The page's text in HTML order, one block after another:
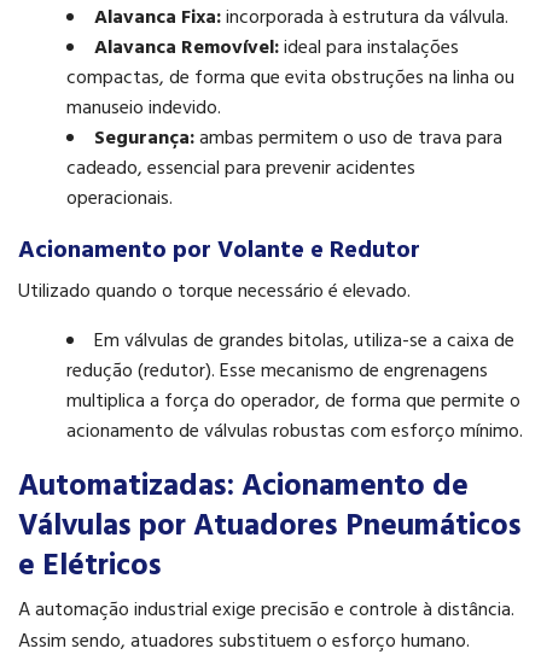
Alavanca Fixa:incorporada à estrutura da válvula.
Alavanca Removível:ideal para instalações
compactas, de forma que evita obstruções na linha ou
manuseio indevido.
Segurança:ambas permitem o uso de trava para
cadeado, essencial para prevenir acidentes
operacionais.
Acionamento por Volante e Redutor
Utilizado quando o torque necessário é elevado.
Em válvulas de grandes bitolas, utiliza-se a caixa de
redução (redutor). Esse mecanismo de engrenagens
multiplica a força do operador, de forma que permite o
acionamento de válvulas robustas com esforço mínimo.
Automatizadas: Acionamento de
Válvulas por Atuadores Pneumáticos
e Elétricos
A automação industrial exige precisão e controle à distância.
Assim sendo, atuadores substituem o esforço humano.